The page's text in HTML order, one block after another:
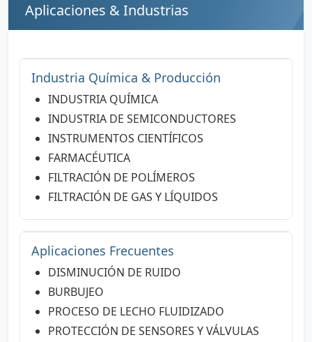
Aplicaciones & Industrias
Industria Química & Producción
INDUSTRIA QUÍMICA
INDUSTRIA DE SEMICONDUCTORES
INSTRUMENTOS CIENTÍFICOS
FARMACÉUTICA
FILTRACIÓN DE POLÍMEROS
FILTRACIÓN DE GAS Y LÍQUIDOS
Aplicaciones Frecuentes
DISMINUCIÓN DE RUIDO
BURBUJEO
PROCESO DE LECHO FLUIDIZADO
PROTECCIÓN DE SENSORES Y VÁLVULAS